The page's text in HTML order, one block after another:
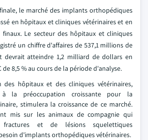
le marché des implants orthopédiques
en hôpitaux et cliniques vétérinaires et en
Le secteur des hôpitaux et cliniques
un chiffre d'affaires de 537,1 millions de
devrait atteindre 1,2 milliard de dollars en
de 8,5 % au cours de la période d'analyse.
des hôpitaux et des cliniques vétérinaires,
à la préoccupation croissante pour la
stimulera la croissance de ce marché.
mis sur les animaux de compagnie qui
et de lésions squelettiques
d'implants orthopédiques vétérinaires.